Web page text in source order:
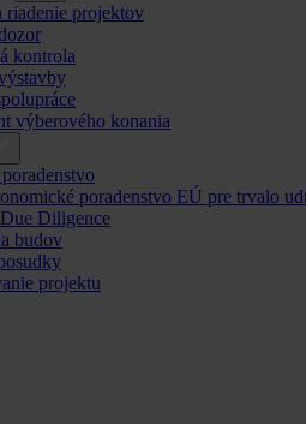
riadenie projektov
kontrola
výberového konania
poradenstvo EÚ pre trvalo
Diligence
budov
projektu